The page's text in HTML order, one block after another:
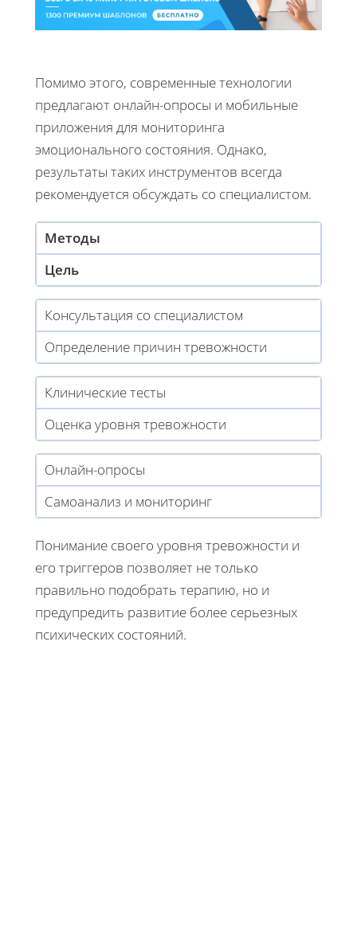
Помимо этого, современные технологии
предлагают онлайн-опросы и мобильные
приложения для мониторинга
эмоционального состояния. Однако,
результаты таких инструментов всегда
рекомендуется обсуждать со специалистом.
Методы
Цель
Консультация со специалистом
Определение причин тревожности
Клинические тесты
Оценка уровня тревожности
Онлайн-опросы
Самоанализ и мониторинг
Понимание своего уровня тревожности и
его триггеров позволяет не только
правильно подобрать терапию, но и
предупредить развитие более серьезных
психических состояний.